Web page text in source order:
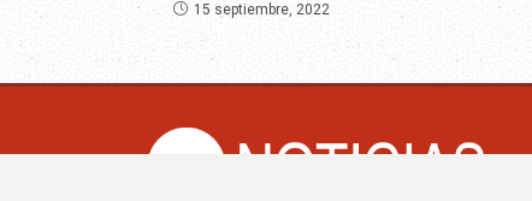
15 septiembre, 2022